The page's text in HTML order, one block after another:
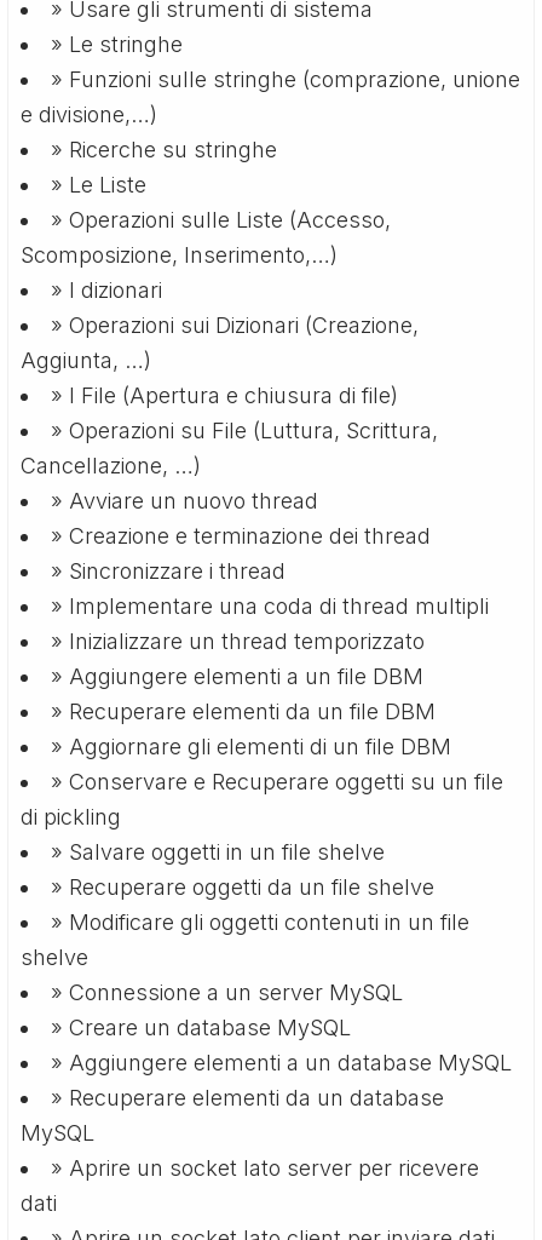
» Usare gli strumenti di sistema
» Le stringhe
» Funzioni sulle stringhe (comprazione, unione
e divisione,…)
» Ricerche su stringhe
» Le Liste
» Operazioni sulle Liste (Accesso,
Scomposizione, Inserimento,…)
» I dizionari
» Operazioni sui Dizionari (Creazione,
Aggiunta, …)
» I File (Apertura e chiusura di file)
» Operazioni su File (Luttura, Scrittura,
Cancellazione, …)
» Avviare un nuovo thread
» Creazione e terminazione dei thread
» Sincronizzare i thread
» Implementare una coda di thread multipli
» Inizializzare un thread temporizzato
» Aggiungere elementi a un file DBM
» Recuperare elementi da un file DBM
» Aggiornare gli elementi di un file DBM
» Conservare e Recuperare oggetti su un file
di pickling
» Salvare oggetti in un file shelve
» Recuperare oggetti da un file shelve
» Modificare gli oggetti contenuti in un file
shelve
» Connessione a un server MySQL
» Creare un database MySQL
» Aggiungere elementi a un database MySQL
» Recuperare elementi da un database
MySQL
» Aprire un socket lato server per ricevere
dati